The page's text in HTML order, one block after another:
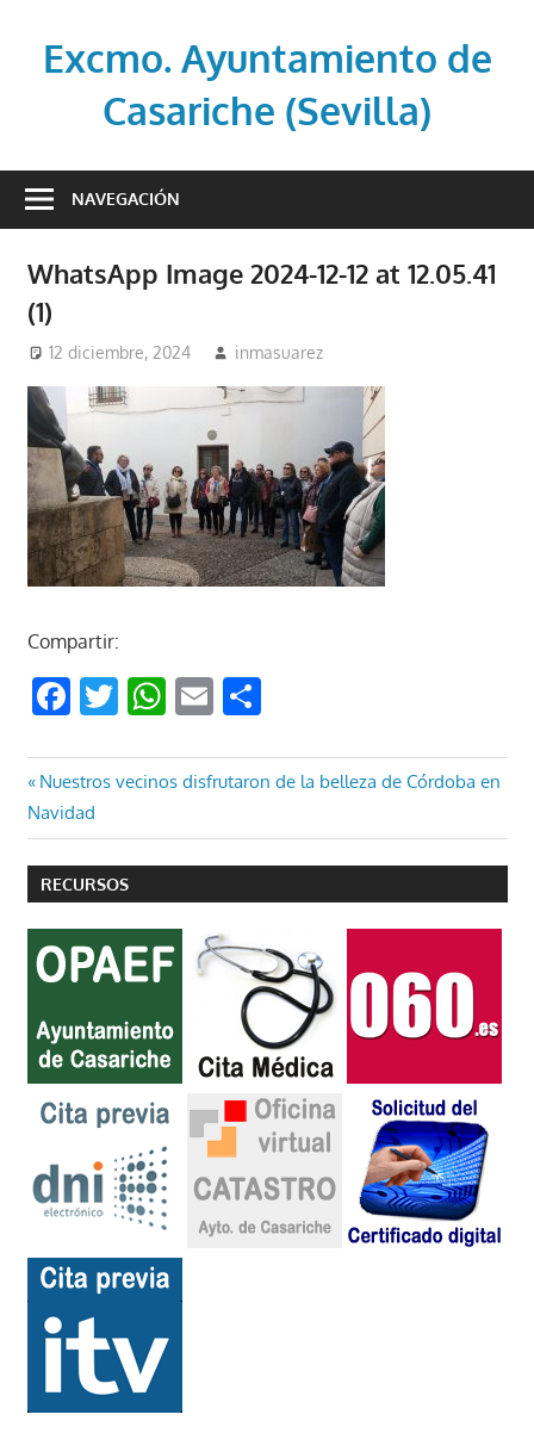
contenidoExcmo. Ayuntamiento de
Casariche (Sevilla)
oficial
de
Casariche
(Sevilla)
NAVEGACIÓN
WhatsApp Image 2024-12-12 at 12.05.41
(1)
12 diciembre, 2024 inmasuarez
Compartir:
Facebook
Twitter
WhatsApp
EmailCompartir
Navegación
de
entradas
Entrada
anterior:
Nuestros vecinos disfrutaron de la belleza de Córdoba en
Navidad
RECURSOS